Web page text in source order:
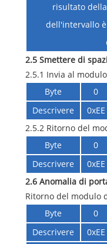
risultato
dell'intervallo
2.5 Smettere di
2.5.1 Invia al
Byte
0
Descrivere
0xEE
2.5.2 Ritorno del
Byte
0
Descrivere
0xEE
2.6 Anomalia di
Ritorno del modulo
Byte
0
Descrivere
0xEE